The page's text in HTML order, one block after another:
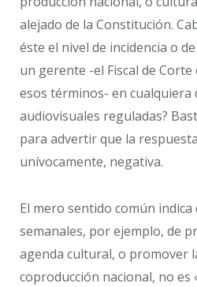
alejado de la Constitución.
éste el nivel de incidencia o
un gerente -el Fiscal de
esos términos- en cualquiera
audiovisuales reguladas?
para advertir que la
unívocamente, negativa.
El mero sentido común
semanales, por ejemplo, de
agenda cultural, o promover
coproducción nacional, no es